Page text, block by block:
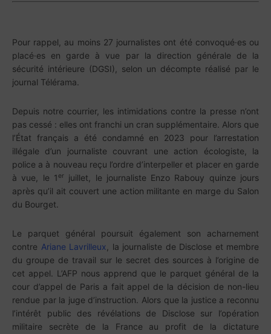
Pour rappel, au moins 27 journalistes ont été convoqué·es ou
placé·es en garde à vue par la direction générale de la
sécurité intérieure (DGSI), selon un décompte réalisé par le
journal Télérama.
Depuis notre courrier, les intimidations contre la presse n’ont
pas cessé : elles ont franchi un cran supplémentaire. Alors que
l’État français a été condamné en 2023 pour l’arrestation
illégale d’un journaliste couvrant une action écologiste, la
police a à nouveau reçu l’ordre d’interpeller et placer en garde
à vue, le 1 erjuillet, le journaliste Enzo Rabouy quinze jours
après qu’il ait couvert une action militante en marge du Salon
du Bourget.
Le parquet général poursuit également son acharnement
contre Ariane Lavrilleux , la journaliste de Disclose et membre
du groupe de travail sur le secret des sources à l’origine de
cet appel. L’AFP nous apprend que le parquet général de la
cour d’appel de Paris a fait appel de la décision de non-lieu
rendue par la juge d’instruction. Alors que la justice a reconnu
l’intérêt public des révélations de Disclose sur l’opération
militaire secrète de la France au profit de la dictature